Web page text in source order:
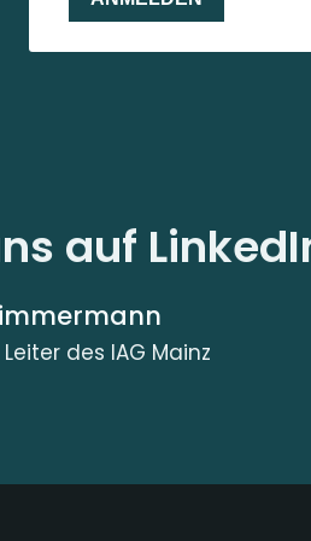
auf
des IAG Mainz